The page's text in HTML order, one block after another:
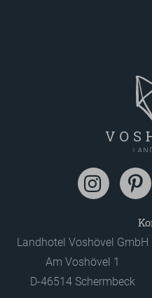
Landhotel Voshövel GmbH
Am Voshövel 1
D-46514 Schermbeck